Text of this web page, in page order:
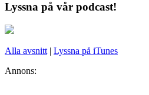
Lyssna på vår podcast!
Alla avsnitt | Lyssna på iTunes
Annons: